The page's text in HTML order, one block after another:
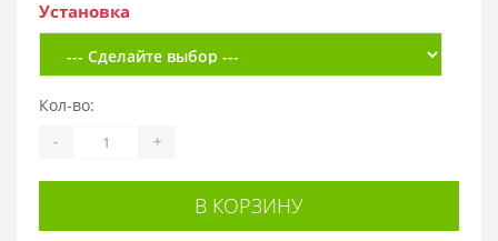
Установка
Кол-во:
- +
В КОРЗИНУ